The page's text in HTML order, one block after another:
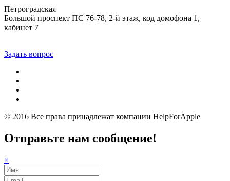
Петроградская
Большой проспект ПС 76-78, 2-й этаж, код домофона 1,
кабинет 7
Задать вопрос
© 2016 Все права принадлежат компании HelpForApple
Отправьте нам сообщение!
×